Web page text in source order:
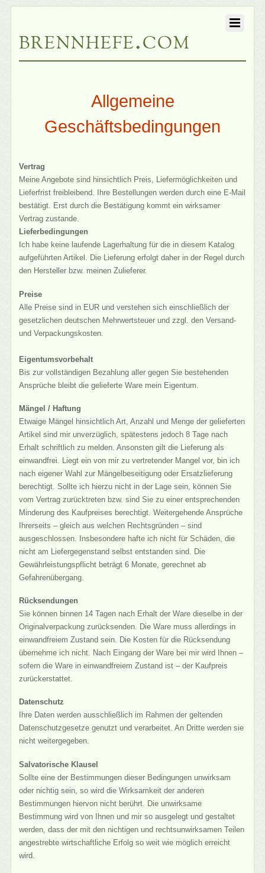
brennhefe.com
Allgemeine
Geschäftsbedingungen
Vertrag
Meine Angebote sind hinsichtlich Preis, Liefermöglichkeiten und
Lieferfrist freibleibend. Ihre Bestellungen werden durch eine E-Mail
bestätigt. Erst durch die Bestätigung kommt ein wirksamer
Vertrag zustande.
Lieferbedingungen
Ich habe keine laufende Lagerhaltung für die in diesem Katalog
aufgeführten Artikel. Die Lieferung erfolgt daher in der Regel durch
den Hersteller bzw. meinen Zulieferer.
Preise
Alle Preise sind in EUR und verstehen sich einschließlich der
gesetzlichen deutschen Mehrwertsteuer und zzgl. den Versand-
und Verpackungskosten.
Eigentumsvorbehalt
Bis zur vollständigen Bezahlung aller gegen Sie bestehenden
Ansprüche bleibt die gelieferte Ware mein Eigentum.
Mängel / Haftung
Etwaige Mängel hinsichtlich Art, Anzahl und Menge der gelieferten
Artikel sind mir unverzüglich, spätestens jedoch 8 Tage nach
Erhalt schriftlich zu melden. Ansonsten gilt die Lieferung als
einwandfrei. Liegt ein von mir zu vertretender Mangel vor, bin ich
nach eigener Wahl zur Mängelbeseitigung oder Ersatzlieferung
berechtigt. Sollte ich hierzu nicht in der Lage sein, können Sie
vom Vertrag zurücktreten bzw. sind Sie zu einer entsprechenden
Minderung des Kaufpreises berechtigt. Weitergehende Ansprüche
Ihrerseits – gleich aus welchen Rechtsgründen – sind
ausgeschlossen. Insbesondere hafte ich nicht für Schäden, die
nicht am Liefergegenstand selbst entstanden sind. Die
Gewährleistungspflicht beträgt 6 Monate, gerechnet ab
Gefahrenübergang.
Rücksendungen
Sie können binnen 14 Tagen nach Erhalt der Ware dieselbe in der
Originalverpackung zurücksenden. Die Ware muss allerdings in
einwandfreiem Zustand sein. Die Kosten für die Rücksendung
übernehme ich nicht. Nach Eingang der Ware bei mir wird Ihnen –
sofern die Ware in einwandfreiem Zustand ist – der Kaufpreis
zurückerstattet.
Datenschutz
Ihre Daten werden ausschließlich im Rahmen der geltenden
Datenschutzgesetze genutzt und verarbeitet. An Dritte werden sie
nicht weitergegeben.
Salvatorische Klausel
Sollte eine der Bestimmungen dieser Bedingungen unwirksam
oder nichtig sein, so wird die Wirksamkeit der anderen
Bestimmungen hiervon nicht berührt. Die unwirksame
Bestimmung wird von Ihnen und mir so ausgelegt und gestaltet
werden, dass der mit den nichtigen und rechtsunwirksamen Teilen
angestrebte wirtschaftliche Erfolg so weit wie möglich erreicht
wird.